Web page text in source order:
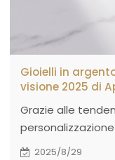
Gioielli in
visione 2025 di
Grazie alle
sterling sta
2025/8/29